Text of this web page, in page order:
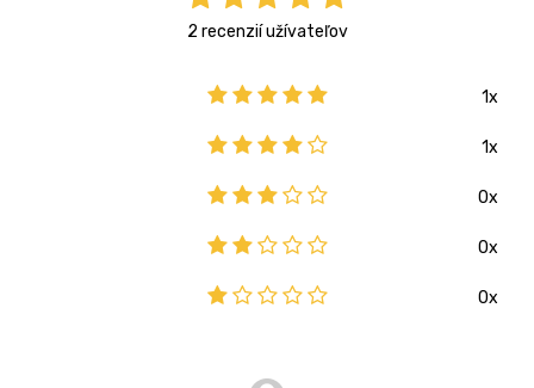
2 recenzií užívateľov
1x
1x
0x
0x
0x